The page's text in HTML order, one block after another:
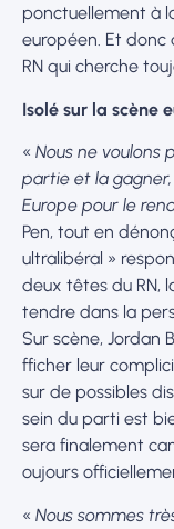
ponctuellement à
européen. Et donc
RN qui cherche
Isolé sur la scène
« Nous ne voulons
partie et la
Europe pour le
Pen, tout en
ultralibéral »
deux têtes du RN,
tendre dans la
Sur scène, Jordan
fficher leur
sur de possibles
sein du parti est
sera finalement
oujours
« Nous sommes